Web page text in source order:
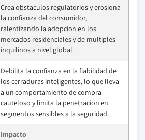
Crea obstaculos regulatorios y erosiona
la confianza del consumidor,
ralentizando la adopcion en los
mercados residenciales y de multiples
inquilinos a nivel global.
Debilita la confianza en la fiabilidad de
los cerraduras inteligentes, lo que lleva
a un comportamiento de compra
cauteloso y limita la penetracion en
segmentos sensibles a la seguridad.
Impacto